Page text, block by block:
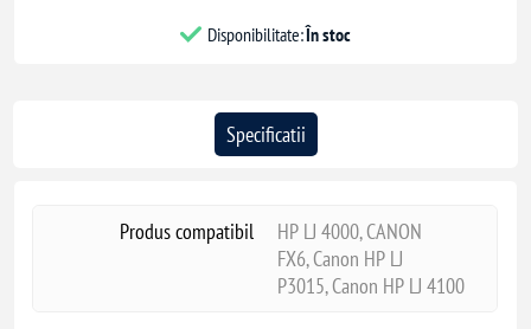
Disponibilitate:În stoc
Specificatii
Produs compatibil
HP LJ 4000, CANON
FX6, Canon HP LJ
P3015, Canon HP LJ 4100